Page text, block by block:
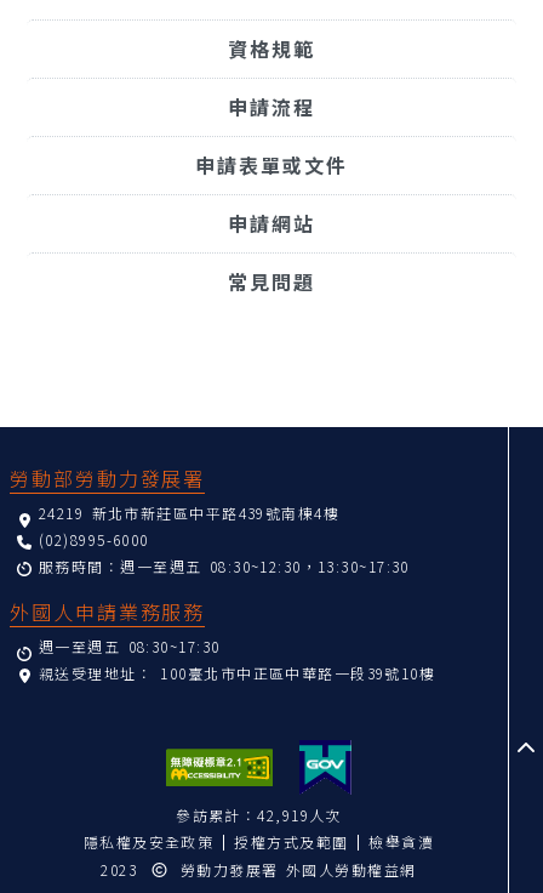
資格規範
申請流程
申請表單或文件
申請網站
常見問題
勞動部勞動力發展署
24219 新北市新莊區中平路439號南棟4樓
(02)8995-6000
服務時間：週一至週五 08:30~12:30，13:30~17:30
外國人申請業務服務
週一至週五 08:30~17:30
親送受理地址： 100臺北市中正區中華路一段39號10樓
參訪累計：42,919人次
隱私權及安全政策
授權方式及範圍
檢舉貪瀆
2023
勞動力發展署 外國人勞動權益網
至